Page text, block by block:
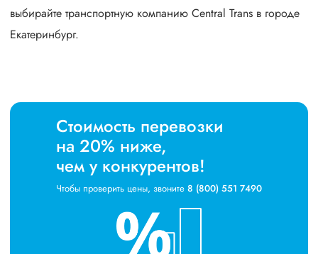
выбирайте транспортную компанию Central Trans в городе
Екатеринбург.
Стоимость перевозки
на 20% ниже,
чем у конкурентов!
Чтобы проверить цены, звоните 8 (800) 551 7490